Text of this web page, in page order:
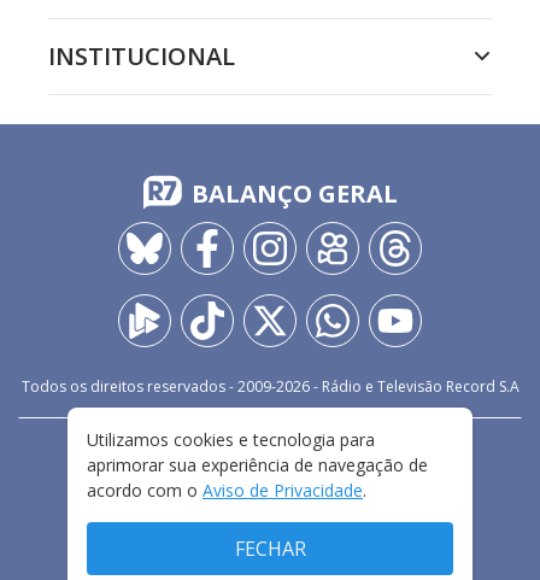
INSTITUCIONAL
BALANÇO GERAL
Todos os direitos reservados - 2009-2026- Rádio e Televisão Record S.A
FALE CONOSCO
PRIVACIDADE
TERMOS E CONDIÇÕES DE USO
Utilizamos cookies e tecnologia para
aprimorar sua experiência de navegação de
acordo com o Aviso de Privacidade.
FECHAR